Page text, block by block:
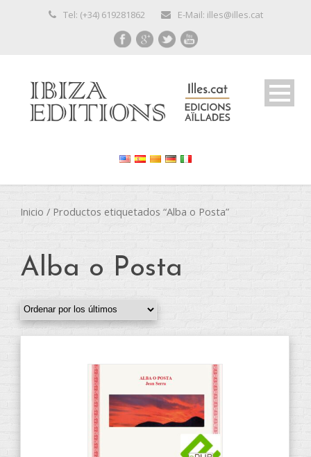
Tel: (+34) 619281862 E-Mail: illes@illes.cat
Inicio / Productos etiquetados “Alba o Posta”
Alba o Posta